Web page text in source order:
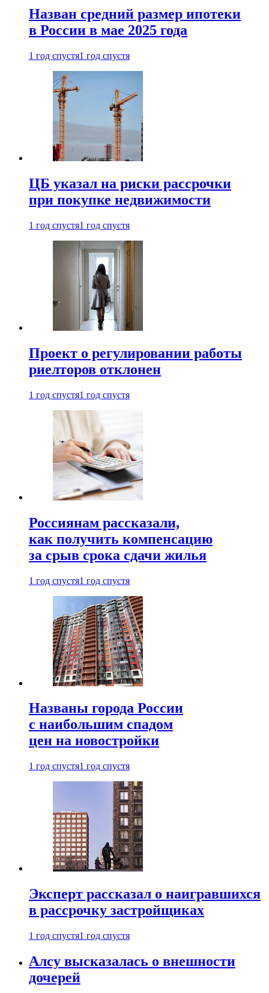
Назван средний размер ипотеки
в России в мае 2025 года
1 год спустя1 год спустя
ЦБ указал на риски рассрочки
при покупке недвижимости
1 год спустя1 год спустя
Проект о регулировании работы
риелторов отклонен
1 год спустя1 год спустя
Россиянам рассказали,
как получить компенсацию
за срыв срока сдачи жилья
1 год спустя1 год спустя
Названы города России
с наибольшим спадом
цен на новостройки
1 год спустя1 год спустя
Эксперт рассказал о наигравшихся
в рассрочку застройщиках
1 год спустя1 год спустя
Алсу высказалась о внешности
дочерей